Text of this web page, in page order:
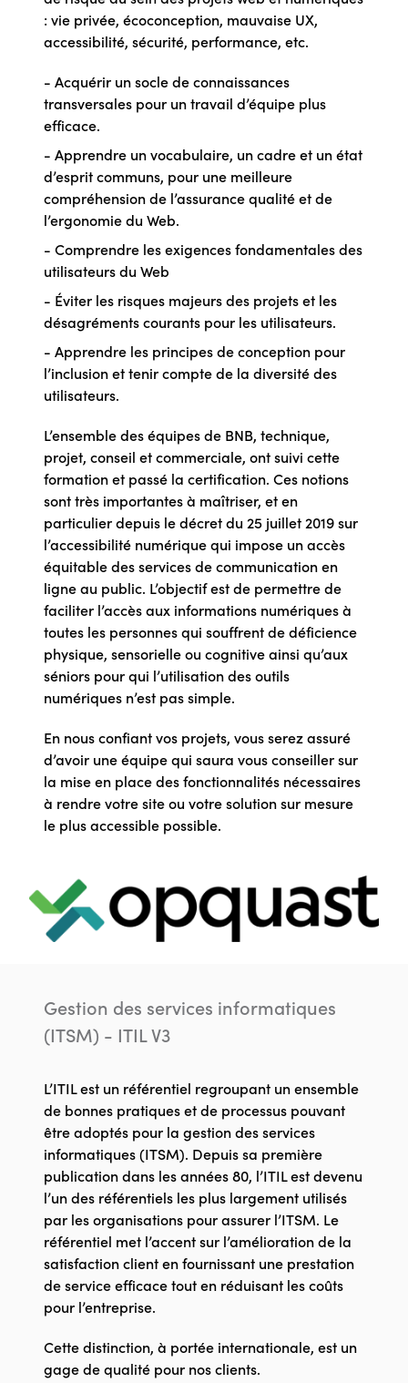
: vie privée, écoconception, mauvaise UX,
accessibilité, sécurité, performance, etc.
- Acquérir un socle de connaissances
transversales pour un travail d’équipe plus
efficace.
- Apprendre un vocabulaire, un cadre et un état
d’esprit communs, pour une meilleure
compréhension de l’assurance qualité et de
l’ergonomie du Web.
- Comprendre les exigences fondamentales des
utilisateurs du Web
- Éviter les risques majeurs des projets et les
désagréments courants pour les utilisateurs.
- Apprendre les principes de conception pour
l’inclusion et tenir compte de la diversité des
utilisateurs.
L’ensemble des équipes de BNB, technique,
projet, conseil et commerciale, ont suivi cette
formation et passé la certification. Ces notions
sont très importantes à maîtriser, et en
particulier depuis le décret du 25 juillet 2019 sur
l’accessibilité numérique qui impose un accès
équitable des services de communication en
ligne au public. L’objectif est de permettre de
faciliter l’accès aux informations numériques à
toutes les personnes qui souffrent de déficience
physique, sensorielle ou cognitive ainsi qu’aux
séniors pour qui l’utilisation des outils
numériques n’est pas simple.
En nous confiant vos projets, vous serez assuré
d’avoir une équipe qui saura vous conseiller sur
la mise en place des fonctionnalités nécessaires
à rendre votre site ou votre solution sur mesure
le plus accessible possible.
Gestion des services informatiques
(ITSM) - ITIL V3
L’ITIL est un référentiel regroupant un ensemble
de bonnes pratiques et de processus pouvant
être adoptés pour la gestion des services
informatiques (ITSM). Depuis sa première
publication dans les années 80, l’ITIL est devenu
l’un des référentiels les plus largement utilisés
par les organisations pour assurer l’ITSM. Le
référentiel met l’accent sur l’amélioration de la
satisfaction client en fournissant une prestation
de service efficace tout en réduisant les coûts
pour l’entreprise.
Cette distinction, à portée internationale, est un
gage de qualité pour nos clients.